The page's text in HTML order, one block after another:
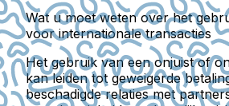
Wat u moet weten over het
voor internationale transacties
Het gebruik van een onjuist of
kan leiden tot geweigerde
beschadigde relaties met